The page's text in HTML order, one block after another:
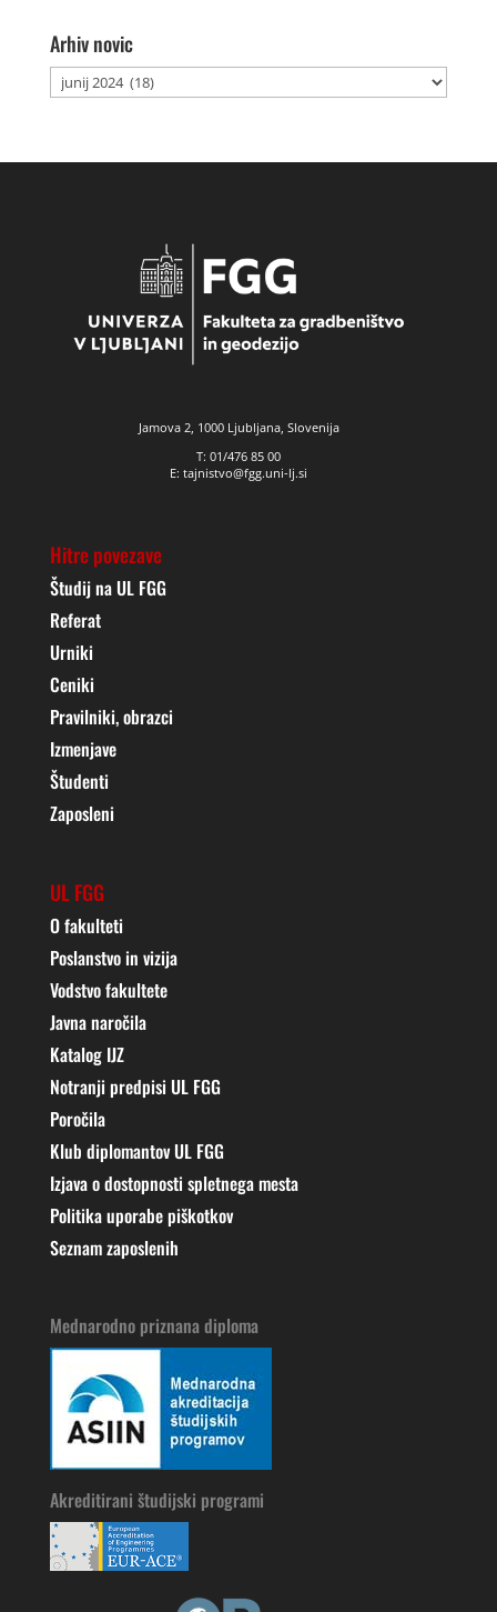
Arhiv novic
Arhiv
novic
Jamova 2, 1000 Ljubljana, Slovenija
T: 01/476 85 00
E: tajnistvo@fgg.uni-lj.si
Hitre povezave
Študij na UL FGG
Referat
Urniki
Ceniki
Pravilniki, obrazci
Izmenjave
Študenti
Zaposleni
UL FGG
O fakulteti
Poslanstvo in vizija
Vodstvo fakultete
Javna naročila
Katalog IJZ
Notranji predpisi UL FGG
Poročila
Klub diplomantov UL FGG
Izjava o dostopnosti spletnega mesta
Politika uporabe piškotkov
Seznam zaposlenih
Mednarodno priznana diploma
Akreditirani študijski programi